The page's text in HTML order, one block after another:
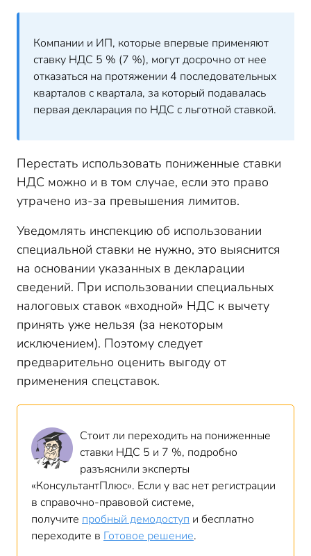
Компании и ИП, которые впервые применяют
ставку НДС 5 % (7 %), могут досрочно от нее
отказаться на протяжении 4 последовательных
кварталов с квартала, за который подавалась
первая декларация по НДС с льготной ставкой.
Перестать использовать пониженные ставки
НДС можно и в том случае, если это право
утрачено из-за превышения лимитов.
Уведомлять инспекцию об использовании
специальной ставки не нужно, это выяснится
на основании указанных в декларации
сведений. При использовании специальных
налоговых ставок «входной» НДС к вычету
принять уже нельзя (за некоторым
исключением). Поэтому следует
предварительно оценить выгоду от
применения спецставок.
Стоит ли переходить на пониженные
ставки НДС 5 и 7 %, подробно
разъяснили эксперты
«КонсультантПлюс». Если у вас нет регистрации
в справочно-правовой системе,
получите пробный демодоступ и бесплатно
переходите в Готовое решение.